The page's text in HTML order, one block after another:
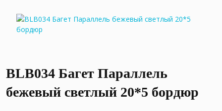
BLB034 Багет Параллель
бежевый светлый 20*5 бордюр